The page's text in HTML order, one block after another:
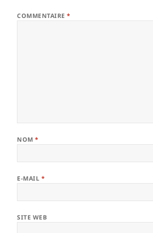
COMMENTAIRE*
NOM*
E-MAIL *
SITE WEB